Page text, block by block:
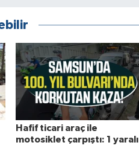
Hafif ticari araç ile
motosiklet çarpıştı: 1 yaralı